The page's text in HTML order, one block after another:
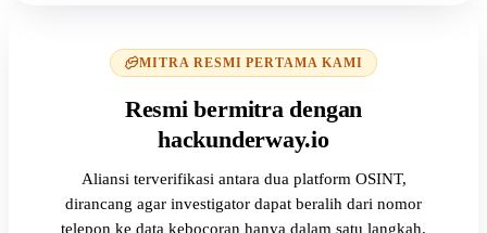
MITRA RESMI PERTAMA KAMI
Resmi bermitra dengan
hackunderway.io
Aliansi terverifikasi antara dua platform OSINT,
dirancang agar investigator dapat beralih dari nomor
telepon ke data kebocoran hanya dalam satu langkah.